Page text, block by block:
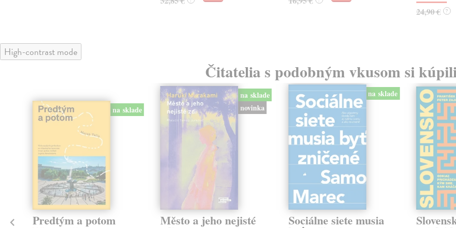
24,90 € ?
High-contrast mode
Čitatelia s podobným vkusom si
na sklade
Predtým a potom
na sklade
novinka
Město a jeho nejisté
na sklade
Sociálne siete musia